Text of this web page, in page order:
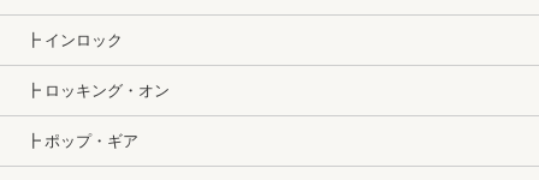
┣ インロック
┣ ロッキング・オン
┣ ポップ・ギア